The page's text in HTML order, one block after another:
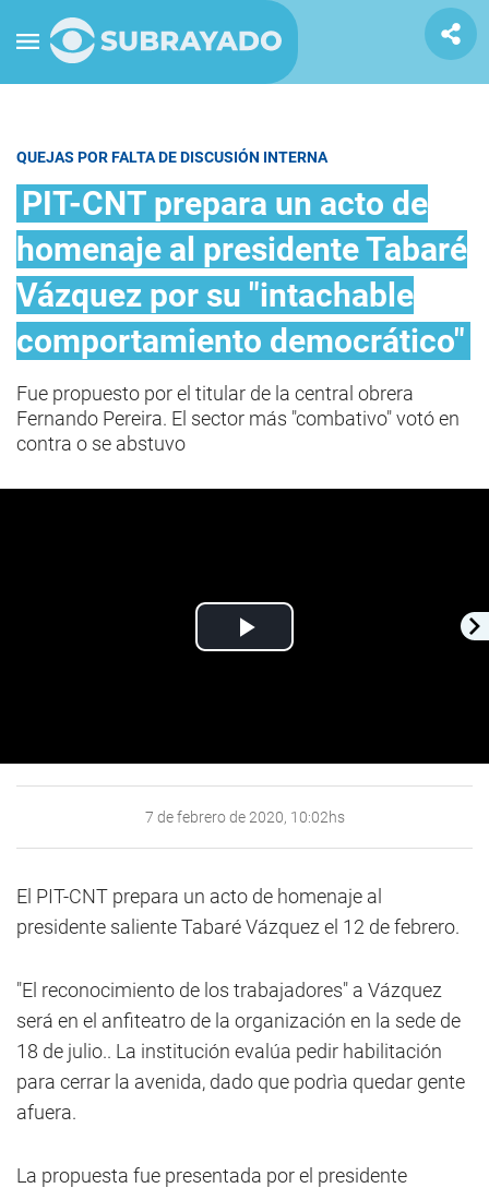
QUEJAS POR FALTA DE DISCUSIÓN INTERNA
PIT-CNT prepara un acto de
homenaje al presidente Tabaré
Vázquez por su "intachable
comportamiento democrático"
Fue propuesto por el titular de la central obrera
Fernando Pereira. El sector más "combativo" votó en
contra o se abstuvo
Play
7 de febrero de 2020, 10:02hs
El PIT-CNT prepara un acto de homenaje al
presidente saliente Tabaré Vázquez el 12 de febrero.
"El reconocimiento de los trabajadores" a Vázquez
será en el anfiteatro de la organización en la sede de
18 de julio.. La institución evalúa pedir habilitación
para cerrar la avenida, dado que podrìa quedar gente
afuera.
La propuesta fue presentada por el presidente